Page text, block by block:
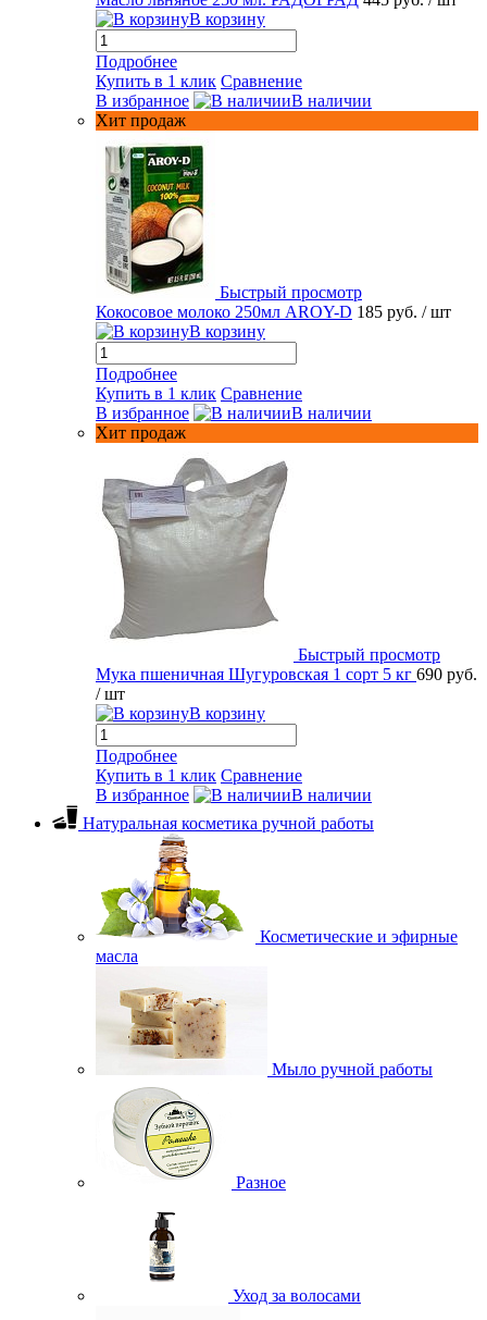
В корзину
Подробнее
Купить в 1 клик Сравнение
В избранное
В наличии
Хит продаж
Быстрый просмотр
Кокосовое молоко 250мл AROY-D 185 руб. / шт
В корзину
Подробнее
Купить в 1 клик Сравнение
В избранное
В наличии
Хит продаж
Быстрый просмотр
Мука пшеничная Шугуровская 1 сорт 5 кг 690 руб.
/ шт
В корзину
Подробнее
Купить в 1 клик Сравнение
В избранное
В наличии
Натуральная косметика ручной работы
Косметические и эфирные
масла
Мыло ручной работы
Разное
Уход за волосами